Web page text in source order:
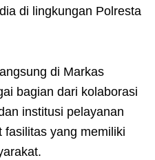
di lingkungan Polresta
di Markas
bagian dari kolaborasi
institusi pelayanan
fasilitas yang memiliki